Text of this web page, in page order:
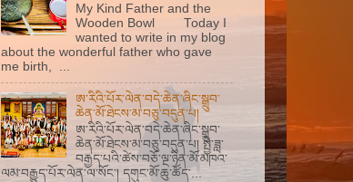
My Kind Father and the
Wooden Bowl Today I
wanted to write in my blog
about the wonderful father who gave
me birth, ...
ཨ་རིའི་པོར་ལེན་བདེ་ཆེན་ཞིང་སྒྲུབ་
ཆེན་མོ་ཐེངས་མ་བཅུ་བདུན་པ།
ཨ་རིའི་པོར་ལེན་བདེ་ཆེན་ཞིང་སྒྲུབ་
ཆེན་མོ་ཐེངས་མ་བཅུ་བདུན་པ། སྤྱི་ཟླ་
བརྒྱད་པའི་ཚེས་བཅོ་ལྔ་ཉིན་མོ་མཁའ་
ལམ་བརྒྱུད་པོར་ལེན་ལ་སོང་། དགུང་མོ་ཆུ་ཚོད་...